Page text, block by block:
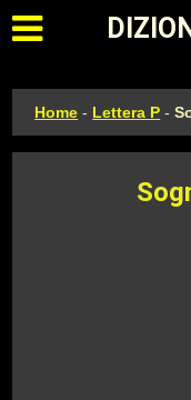
Apri il
Home - Lettera P -